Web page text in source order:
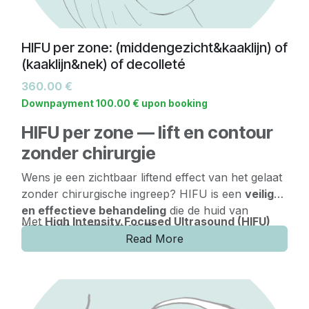
HIFU per zone: (middengezicht&kaaklijn) of
(kaaklijn&nek) of decolleté
360.00 €
Downpayment100.00 € upon booking
HIFU per zone — lift en contour
zonder chirurgie
Wens je een zichtbaar liftend effect van het gelaat
zonder chirurgische ingreep? HIFU is een veilige
en effectieve behandeling die de huid van
binnenuit verstevigt en lift.
Met High Intensity Focused Ultrasound (HIFU)
werken we in op de diepere huidlagen, waar de
natuurlijke collageenaanmaak wordt gestimuleerd.
versteviging van de huid
, met een natuurlijk
resultaat.
krachtig effect op decontouring van het gelaat
Read More